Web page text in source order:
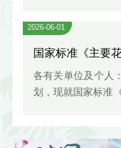
为各国优秀花木种
好平台。自2010年
简称“中国花协”）
获奖，向世界展示
的风采，提升了企
2026-06-01
各有关单位及个人： 根据国家标准制修订
划，现就国家标准
见。请各有关单位
前将意见反馈表通